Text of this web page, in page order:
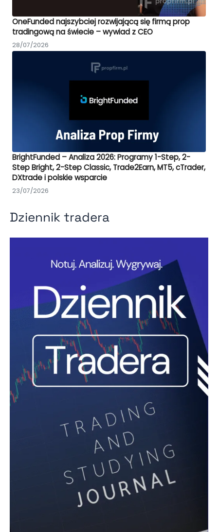
OneFunded najszybciej rozwijającą się firmą prop
tradingową na świecie – wywiad z CEO
28/07/2026
BrightFunded – Analiza 2026: Programy 1-Step, 2-
Step Bright, 2-Step Classic, Trade2Earn, MT5, cTrader,
DXtrade i polskie wsparcie
23/07/2026
Dziennik tradera